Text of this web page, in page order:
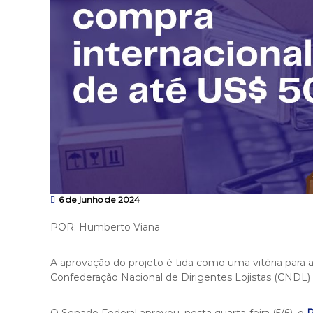
6 de junho de 2024
POR: Humberto Viana
A aprovação do projeto é tida como uma vitória para
Confederação Nacional de Dirigentes Lojistas (CNDL)